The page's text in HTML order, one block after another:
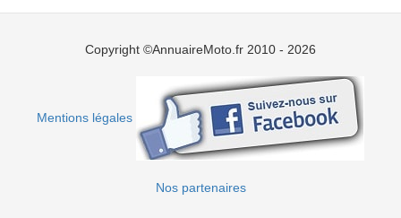
Copyright ©AnnuaireMoto.fr 2010 - 2026
Mentions légales
Nos partenaires